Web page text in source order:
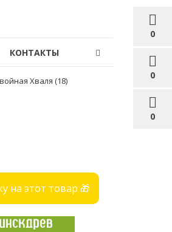
0
0
0
КОНТАКТЫ
Хваля (18)
на этот товар 🎁